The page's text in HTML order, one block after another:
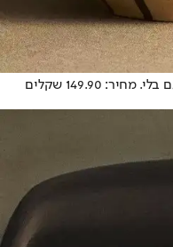
כד חרס עם פסים. אפשר עם פרחים ויפה גם בלי. מחיר: 149.90 שקלים